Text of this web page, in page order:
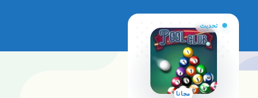
تحديث
مجانا